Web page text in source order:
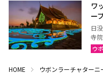
ワ
ー
日
寺院
ウ
HOME ウボンラーチャターニ